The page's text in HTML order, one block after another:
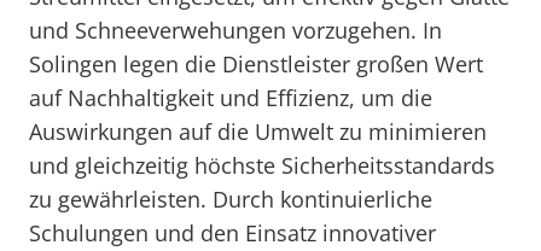
und Schneeverwehungen vorzugehen. In
Solingen legen die Dienstleister großen Wert
auf Nachhaltigkeit und Effizienz, um die
Auswirkungen auf die Umwelt zu minimieren
und gleichzeitig höchste Sicherheitsstandards
zu gewährleisten. Durch kontinuierliche
Schulungen und den Einsatz innovativer